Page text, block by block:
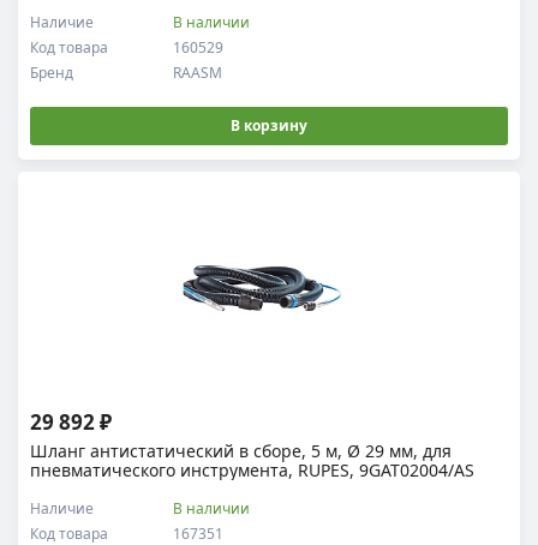
Код товара 160529
Наличие В наличии
Бренд RAASM
В корзину
Шланг антистатический в сборе, 5 м, Ø 29 мм, для
пневматического инструмента, RUPES, 9GAT02004/AS
Код товара 167351
Наличие В наличии
29 892 ₽